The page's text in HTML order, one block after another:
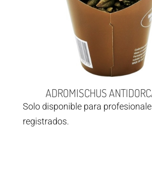
ADROMISCHUS
Solo disponible para
registrados.